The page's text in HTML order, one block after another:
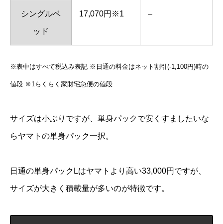
シングルベ
ッド
17,070円※1 –
※表中はすべて税込み表記 ※日通の料金はネット割引(-1,100円)時の
値段 ※1らくらく家財宅急便の値段
サイズは小ぶりですが、単身パックで安くすましたいな
らヤマトの単身パック一択。
日通の単身パックLはヤマトより高い33,000円ですが、
サイズが大きく積載量が多いのが特徴です。